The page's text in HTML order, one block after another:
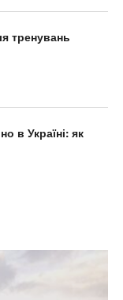
тренувань
в Україні: як